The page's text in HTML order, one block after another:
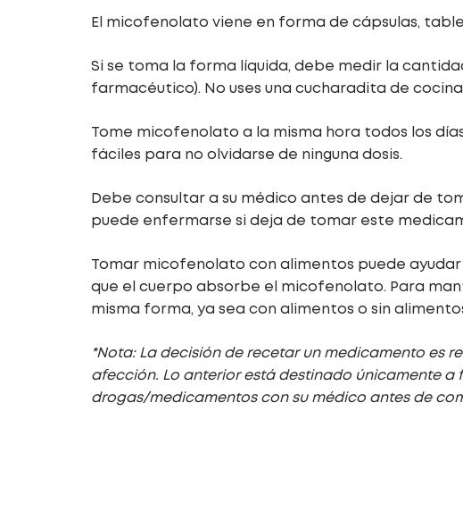
El micofenolato viene en forma de cápsulas,
Si se toma la forma líquida, debe medir la
farmacéutico). No uses una cucharadita de
Tome micofenolato a la misma hora todos los
fáciles para no olvidarse de ninguna dosis.
Debe consultar a su médico antes de dejar de
puede enfermarse si deja de tomar este
Tomar micofenolato con alimentos puede
que el cuerpo absorbe el micofenolato. Para
misma forma, ya sea con alimentos o sin
*Nota: La decisión de recetar un medicamento es
afección. Lo anterior está destinado únicamente
drogas/medicamentos con su médico antes de